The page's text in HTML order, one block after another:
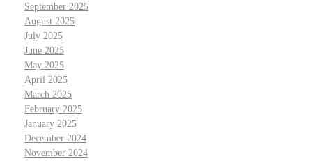
September 2025
August 2025
July 2025
June 2025
May 2025
April 2025
March 2025
February 2025
January 2025
December 2024
November 2024